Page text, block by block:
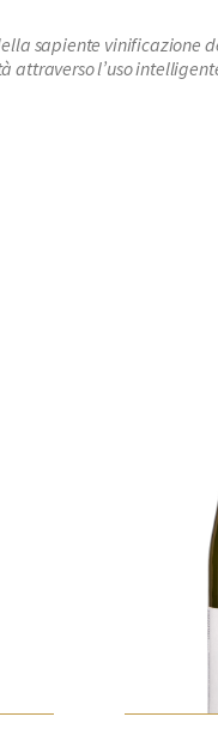
sapiente
attraverso l’uso